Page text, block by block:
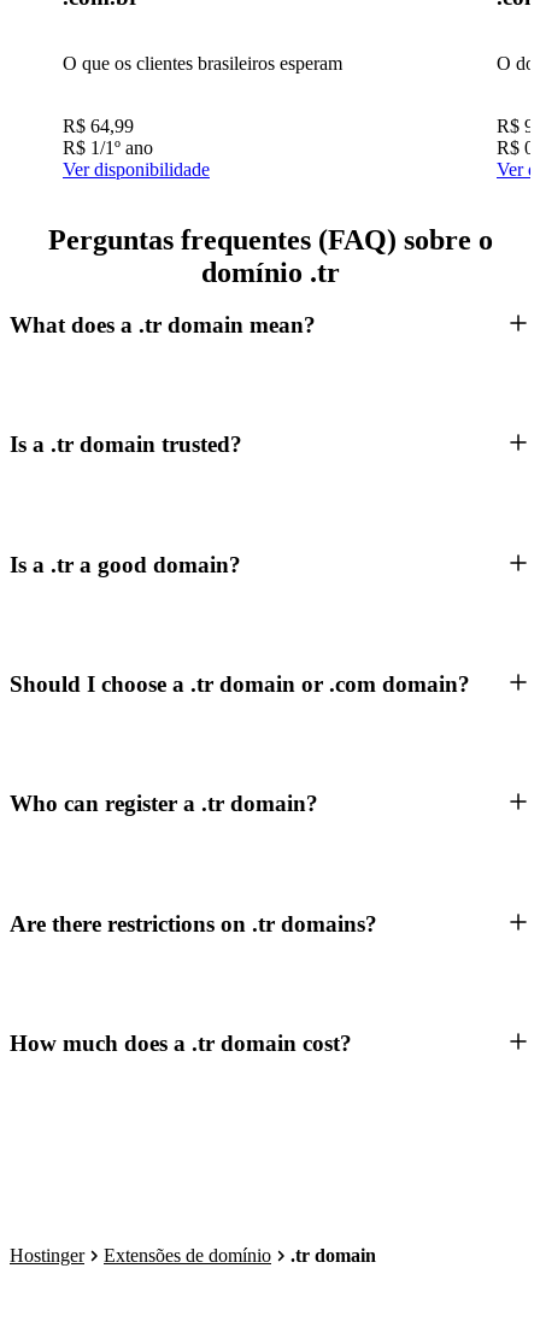
O que os clientes brasileiros esperam
R$ 64,99
R$ 1/1º ano
Ver disponibilidade
O
R$
R$
Ver
Perguntas frequentes (FAQ) sobre o
domínio .tr
What does a .tr domain mean?
Is a .tr domain trusted?
Is a .tr a good domain?
Should I choose a .tr domain or .com domain?
Who can register a .tr domain?
Are there restrictions on .tr domains?
How much does a .tr domain cost?
Hostinger Extensões de domínio .tr domain